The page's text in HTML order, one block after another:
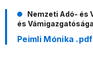
Nemzeti Adó- és
és Vámigazgatósága
Peimli Mónika .pdf